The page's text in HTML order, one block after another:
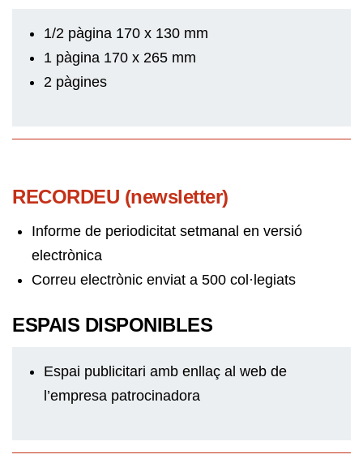
1/2 pàgina 170 x 130 mm
1 pàgina 170 x 265 mm
2 pàgines
RECORDEU (newsletter)
Informe de periodicitat setmanal en versió
electrònica
Correu electrònic enviat a 500 col·legiats
ESPAIS DISPONIBLES
Espai publicitari amb enllaç al web de
l’empresa patrocinadora